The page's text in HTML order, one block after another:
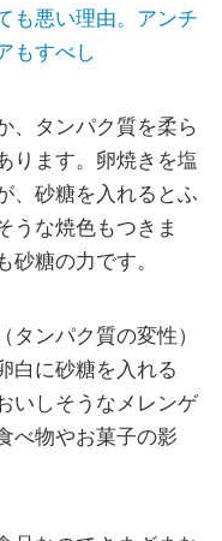
も悪い理由。アンチ
もすべし
、タンパク質を柔ら
ります。卵焼きを塩
、砂糖を入れるとふ
うな焼色もつきま
糖の力です。
ンパク質の変性）
白に砂糖を入れる
いしそうなメレンゲ
べ物やお菓子の影